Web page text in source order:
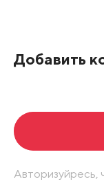
Добавить
Авторизуйресь,